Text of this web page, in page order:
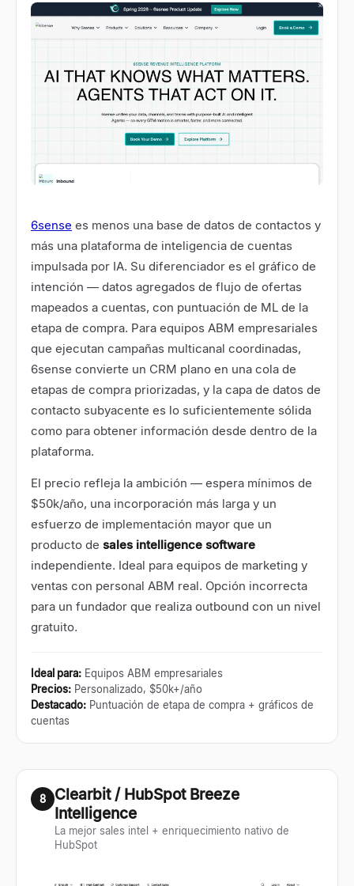
6sense es menos una base de datos de contactos y
más una plataforma de inteligencia de cuentas
impulsada por IA. Su diferenciador es el gráfico de
intención — datos agregados de flujo de ofertas
mapeados a cuentas, con puntuación de ML de la
etapa de compra. Para equipos ABM empresariales
que ejecutan campañas multicanal coordinadas,
6sense convierte un CRM plano en una cola de
etapas de compra priorizadas, y la capa de datos de
contacto subyacente es lo suficientemente sólida
como para obtener información desde dentro de la
plataforma.
El precio refleja la ambición — espera mínimos de
$50k/año, una incorporación más larga y un
esfuerzo de implementación mayor que un
producto de sales intelligence software
independiente. Ideal para equipos de marketing y
ventas con personal ABM real. Opción incorrecta
para un fundador que realiza outbound con un nivel
gratuito.
Ideal para: Equipos ABM empresariales
Precios: Personalizado, $50k+/año
Destacado: Puntuación de etapa de compra + gráficos de
cuentas
8
Clearbit / HubSpot Breeze
Intelligence
La mejor sales intel + enriquecimiento nativo de
HubSpot